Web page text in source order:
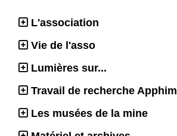
L'association
Vie de l'asso
Lumières sur...
Travail de recherche Apphim
Les musées de la mine